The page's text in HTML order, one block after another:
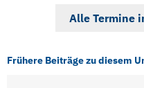
Alle Termine
Frühere Beiträge zu diesem